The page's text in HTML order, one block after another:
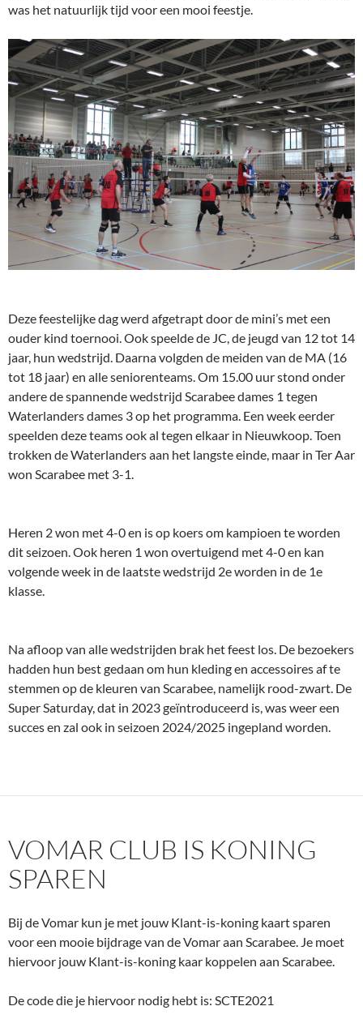
was het natuurlijk tijd voor een mooi feestje.
Deze feestelijke dag werd afgetrapt door de mini’s met een
ouder kind toernooi. Ook speelde de JC, de jeugd van 12 tot 14
jaar, hun wedstrijd. Daarna volgden de meiden van de MA (16
tot 18 jaar) en alle seniorenteams. Om 15.00 uur stond onder
andere de spannende wedstrijd Scarabee dames 1 tegen
Waterlanders dames 3 op het programma. Een week eerder
speelden deze teams ook al tegen elkaar in Nieuwkoop. Toen
trokken de Waterlanders aan het langste einde, maar in Ter Aar
won Scarabee met 3-1.
Heren 2 won met 4-0 en is op koers om kampioen te worden
dit seizoen. Ook heren 1 won overtuigend met 4-0 en kan
volgende week in de laatste wedstrijd 2e worden in de 1e
klasse.
Na afloop van alle wedstrijden brak het feest los. De bezoekers
hadden hun best gedaan om hun kleding en accessoires af te
stemmen op de kleuren van Scarabee, namelijk rood-zwart. De
Super Saturday, dat in 2023 geïntroduceerd is, was weer een
succes en zal ook in seizoen 2024/2025 ingepland worden.
VOMAR CLUB IS KONING
SPAREN
Bij de Vomar kun je met jouw Klant-is-koning kaart sparen
voor een mooie bijdrage van de Vomar aan Scarabee. Je moet
hiervoor jouw Klant-is-koning kaar koppelen aan Scarabee.
De code die je hiervoor nodig hebt is: SCTE2021